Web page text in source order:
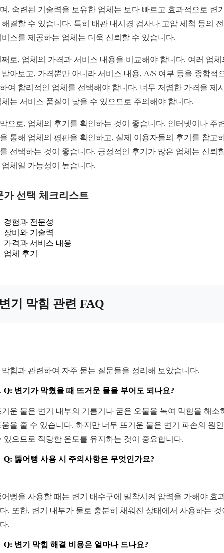
, 숙련된 기술력을 보유한 업체는 보다 빠르고 효과적으로 변
해결할 수 있습니다. 특히 배관 내시경 검사나 고압 세척 등의
비스를 제공하는 업체는 더욱 신뢰할 수 있습니다.
째로, 업체의 가격과 서비스 내용을 비교해야 합니다. 여러 업체
받아보고, 가격뿐만 아니라 서비스 내용, A/S 여부 등을 종합적
여 합리적인 업체를 선택해야 합니다. 너무 저렴한 가격을 제
체는 서비스 품질이 낮을 수 있으므로 주의해야 합니다.
으로, 업체의 후기를 확인하는 것이 좋습니다. 인터넷이나 주
통해 업체의 평판을 확인하고, 실제 이용자들의 후기를 참고
선택하는 것이 좋습니다. 긍정적인 후기가 많은 업체는 신뢰
업체일 가능성이 높습니다.
가 선택 체크리스트
경험과 전문성
장비와 기술력
가격과 서비스 내용
업체 후기
기 막힘 관련 FAQ
막힘과 관련하여 자주 묻는 질문들을 정리해 보았습니다.
Q: 변기가 막혔을 때 뜨거운 물을 부어도 되나요?
거운 물은 변기 내부의 기름기나 굳은 오물을 녹여 막힘을 해소
움을 줄 수 있습니다. 하지만 너무 뜨거운 물은 변기 파손의 원
있으므로 적당한 온도를 유지하는 것이 중요합니다.
Q: 뚫어뻥 사용 시 주의사항은 무엇인가요?
어뻥을 사용할 때는 변기 배수구에 밀착시켜 압력을 가해야 효
. 또한, 변기 내부가 물로 충분히 채워진 상태에서 사용하는 것
.
Q: 변기 막힘 해결 비용은 얼마나 드나요?